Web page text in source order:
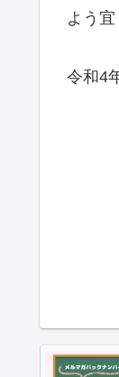
よう宜
令和4